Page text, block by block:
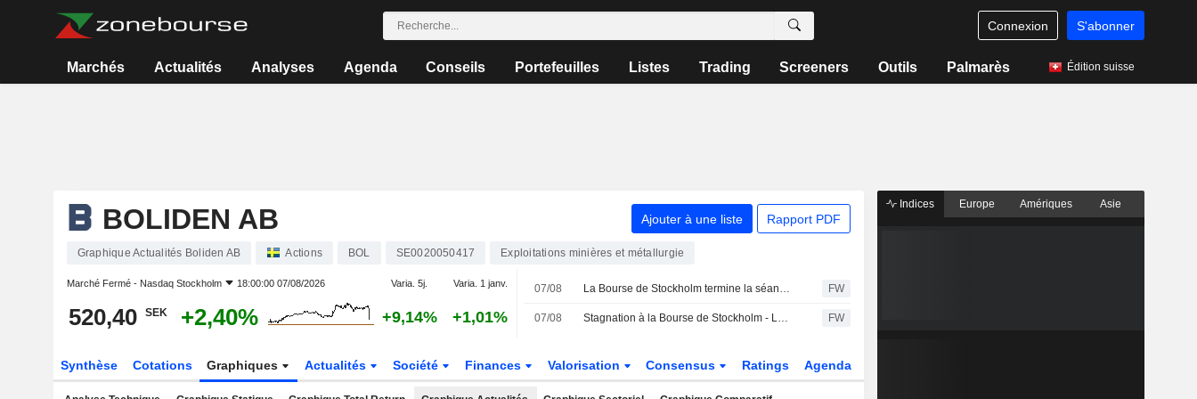
Connexion S'abonner
Marchés Actualités Analyses Agenda Conseils Portefeuilles Listes Trading Screeners Outils Palmarès Édition suisse
BOLIDEN AB Ajouter à une liste Rapport PDF
Graphique Actualités Boliden AB Actions BOL SE0020050417 Exploitations minières et métallurgie
Marché Fermé - Nasdaq Stockholm 18:00:00 07/08/2026 Varia. 5j. Varia. 1 janv.
520,40 SEK +2,40% +9,14% +1,01%
07/08 La Bourse de Stockholm termine la séance de vendredi dans le rouge - Lundin Gold progresse après ses résultats FW
07/08 Stagnation à la Bourse de Stockholm - Lundin Gold progresse après ses résultats FW
Synthèse Cotations Graphiques Actualités Société Finances Valorisation Consensus Ratings Agenda
Indices Europe Amériques Asie